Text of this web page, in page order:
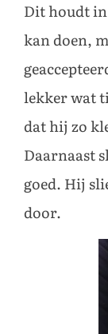
Dit houdt in
kan doen,
lekker wat
dat hij zo
Daarnaast
goed. Hij
door.